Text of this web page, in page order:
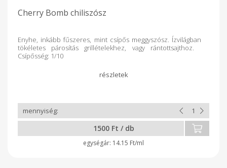
Cherry Bomb chiliszósz
Enyhe, inkább fűszeres, mint csípős meggyszósz. Ízvilágban
tökéletes párosítás grillételekhez, vagy rántottsajthoz.
Csípősség: 1/10
1500 Ft / db
14.15 Ft/ml